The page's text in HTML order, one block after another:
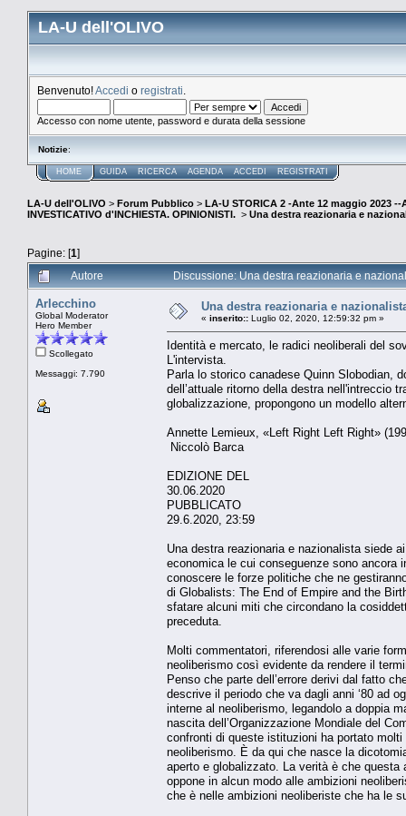
LA-U dell'OLIVO
Benvenuto!Accedi o registrati
Accesso con nome utente, password e durata della sessione
Notizie:
HOME GUIDA RICERCA AGENDA ACCEDI REGISTRATI
LA-U dell'OLIVO > Forum Pubblico > LA-U STORICA 2 -Ante 12 maggio 2023 --
INVESTICATIVO d'INCHIESTA. OPINIONISTI. > Una destra reazionaria e
Pagine: [1]
Autore
Discussione: Una destra reazionaria e
Arlecchino
Global Moderator
Hero Member
Scollegato
Messaggi: 7.790
Una destra reazionaria e
« inserito:: Luglio 02, 2020, 12:59:32 pm »
Identità e mercato, le radici neoliberali del
L'intervista.
Parla lo storico canadese Quinn Slobodian,
dell’attuale ritorno della destra nell'intreccio
globalizzazione, propongono un modello
Annette Lemieux, «Left Right Left Right»
Niccolò Barca
EDIZIONE DEL
30.06.2020
PUBBLICATO
29.6.2020, 23:59
Una destra reazionaria e nazionalista siede
economica le cui conseguenze sono ancora
conoscere le forze politiche che ne
di Globalists: The End of Empire and the
sfatare alcuni miti che circondano la
preceduta.
Molti commentatori, riferendosi alle varie
neoliberismo così evidente da rendere il
Penso che parte dell’errore derivi dal fatto
descrive il periodo che va dagli anni ‘80 ad
interne al neoliberismo, legandolo a doppia
nascita dell’Organizzazione Mondiale del
confronti di queste istituzioni ha portato
neoliberismo. È da qui che nasce la
aperto e globalizzato. La verità è che
oppone in alcun modo alle ambizioni
che è nelle ambizioni neoliberiste che ha le